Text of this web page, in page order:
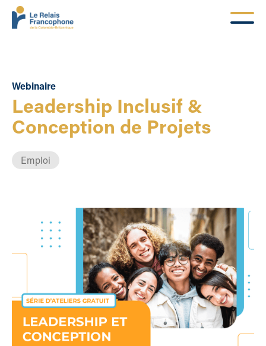
Webinaire
Leadership Inclusif &
Conception de Projets
Emploi